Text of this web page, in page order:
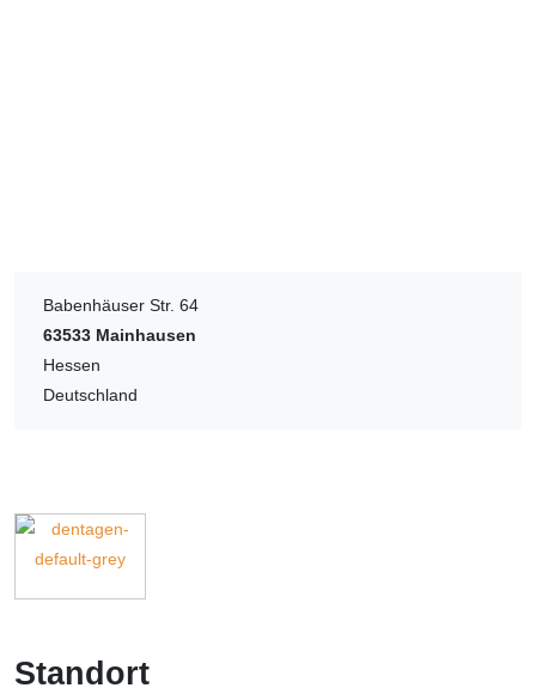
Babenhäuser Str. 64
63533 Mainhausen
Hessen
Deutschland
Standort